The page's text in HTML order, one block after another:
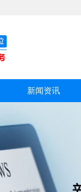
新闻资讯